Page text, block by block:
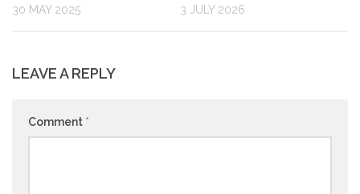
30 MAY 2025 3 JULY 2026
LEAVE A REPLY
Comment *